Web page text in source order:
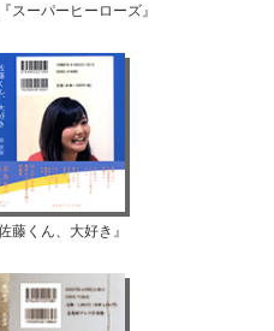
スーパーヒーローズ』
藤くん、大好き』